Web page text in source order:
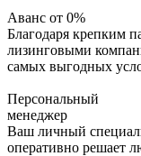
Аванс от 0%
Благодаря крепким
лизинговыми
самых выгодных
Персональный
менеджер
Ваш личный
оперативно решает